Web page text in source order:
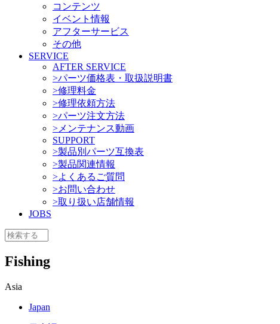
コンテンツ
イベント情報
アフターサービス
その他
SERVICE
AFTER SERVICE
>パーツ価格表・取扱説明書
>修理料金
>修理依頼方法
>パーツ注文方法
>メンテナンス動画
SUPPORT
>製品別パーツ互換表
>製品関連情報
>よくあるご質問
>お問い合わせ
>取り扱い店舗情報
JOBS
Fishing
Asia
Japan